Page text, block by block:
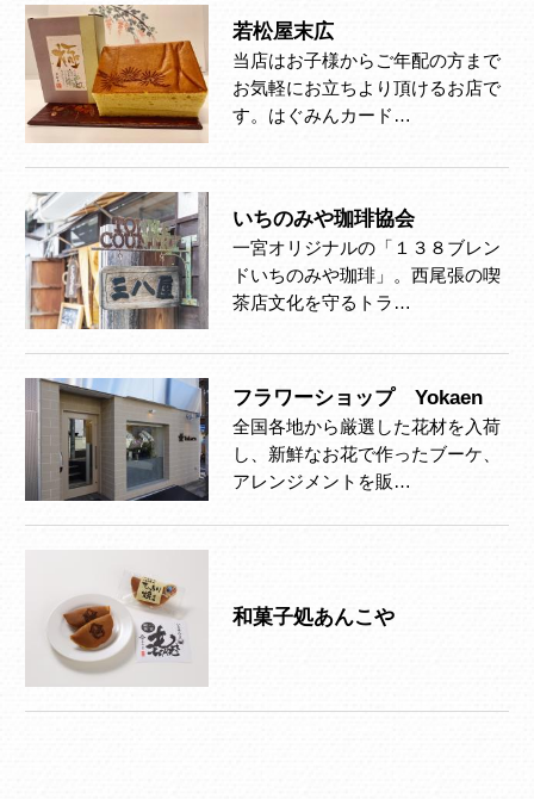
若松屋末広
当店はお子様からご年配の方まで
お気軽にお立ちより頂けるお店で
す。はぐみんカード…
いちのみや珈琲協会
一宮オリジナルの「１３８ブレン
ドいちのみや珈琲」。西尾張の喫
茶店文化を守るトラ…
フラワーショップ Yokaen
全国各地から厳選した花材を入荷
し、新鮮なお花で作ったブーケ、
アレンジメントを販…
和菓子処あんこや